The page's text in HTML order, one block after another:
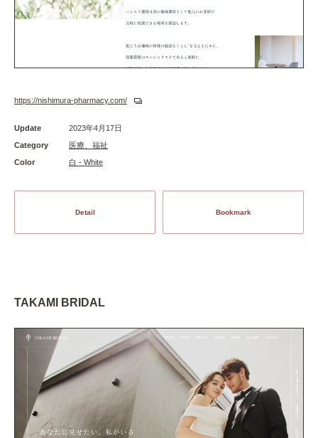
https://nishimura-pharmacy.com/
Update
2023年4月17日
Category
医療、福祉
Color
白 - White
Detail Bookmark
TAKAMI BRIDAL